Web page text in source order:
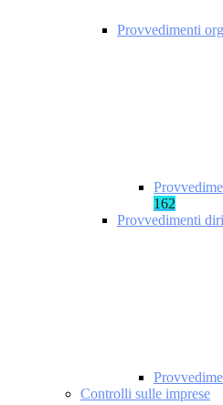
Provvedimenti
162
Provvedimenti
Controlli sulle imprese